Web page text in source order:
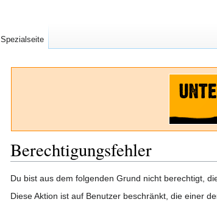
Berechtigungsfehler
Zur
Navigation
Zur
Suche
Du bist aus dem folgenden Grund nicht berechtigt,
Diese Aktion ist auf Benutzer beschränkt, die einer der
Spezialseite